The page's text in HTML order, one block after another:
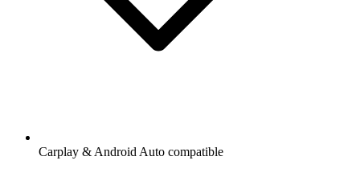
Carplay & Android Auto compatible